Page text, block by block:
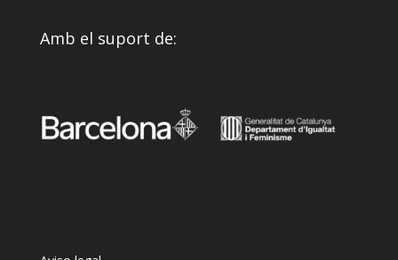
Amb el suport de: